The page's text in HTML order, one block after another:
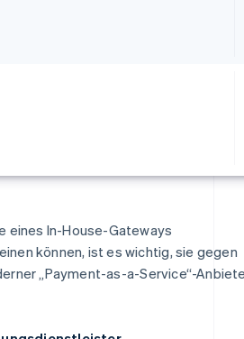
eines In-House-Gateways
können, ist es wichtig, sie gegen
„Payment-as-a-Service“-